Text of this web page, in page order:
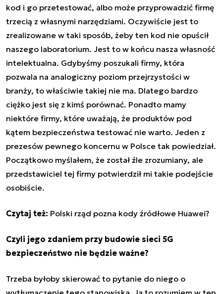
kod i go przetestować, albo może przyprowadzić firmę
trzecią z własnymi narzędziami. Oczywiście jest to
zrealizowane w taki sposób, żeby ten kod nie opuścił
naszego laboratorium. Jest to w końcu nasza własność
intelektualna. Gdybyśmy poszukali firmy, która
pozwala na analogiczny poziom przejrzystości w
branży, to właściwie takiej nie ma. Dlatego bardzo
ciężko jest się z kimś porównać. Ponadto mamy
niektóre firmy, które uważają, że produktów pod
kątem bezpieczeństwa testować nie warto. Jeden z
prezesów pewnego koncernu w Polsce tak powiedział.
Początkowo myślałem, że został źle zrozumiany, ale
przedstawiciel tej firmy potwierdził mi takie podejście
osobiście.
Czytaj też: Polski rząd pozna kody źródłowe Huawei?
Czyli jego zdaniem przy budowie sieci 5G
bezpieczeństwo nie będzie ważne?
Trzeba byłoby skierować to pytanie do niego o